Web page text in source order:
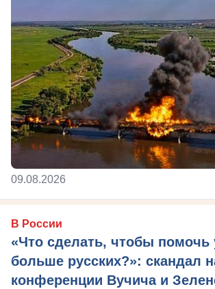
09.08.2026
В России
«Что сделать, чтобы помочь
больше русских?»: скандал
конференции Вучича и